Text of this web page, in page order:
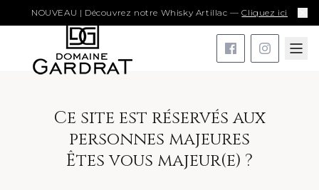
NOUVEAU | Découvrez notre Whisky Artillac —Cliquez ici
Ce site est réservés aux
personnes majeures
Êtes vous majeur(e) ?